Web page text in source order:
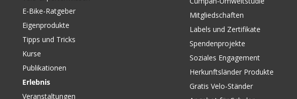
E-Bike-Ratgeber
Eigenprodukte
Tipps und Tricks
Kurse
Publikationen
Erlebnis
Veranstaltungen
Mitgliedschaften
Labels und Zertifikate
Spendenprojekte
Soziales Engagement
Herkunftsländer Produkte
Gratis Velo-Ständer